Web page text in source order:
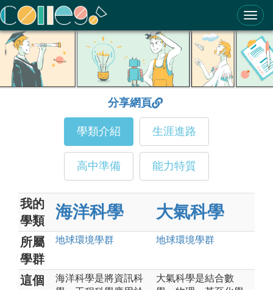
ColleGo! 大學選才與高中育才輔助系統
分享網頁
學類介紹 生涯進路
高中準備 能力特質
我的
學類
海洋科學 大氣科學
所屬
學群
地球環境學群 地球環境學群
這個
海洋科學是將資訊科
大氣科學是結合數